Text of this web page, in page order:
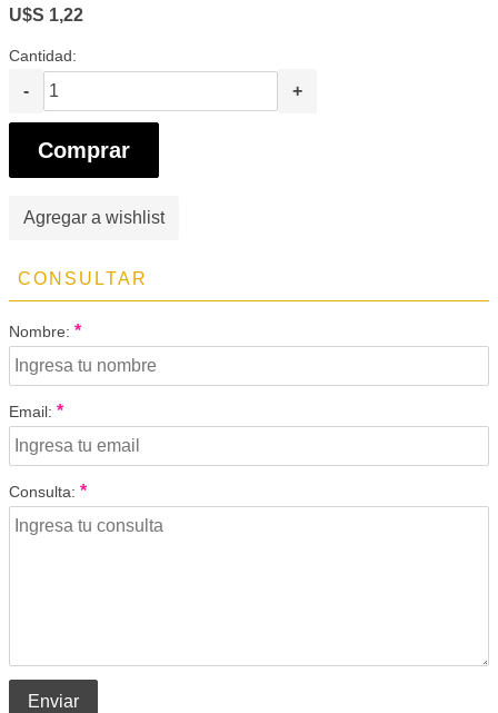
U$S 1,22
Cantidad:
- +
Comprar
Agregar a wishlist
CONSULTAR
Nombre: *
Email: *
Consulta: *
Enviar